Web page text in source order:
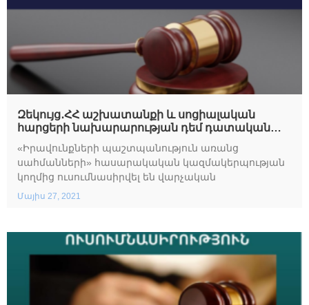
Զեկույց․ՀՀ աշխատանքի և սոցիալական
հարցերի նախարարության դեմ դատական
Մայիս 27, 2021
«Իրավունքների պաշտպանություն առանց
սահմանների» հասարակական կազմակերպության
կողմից ուսումնասիրվել են վարչական